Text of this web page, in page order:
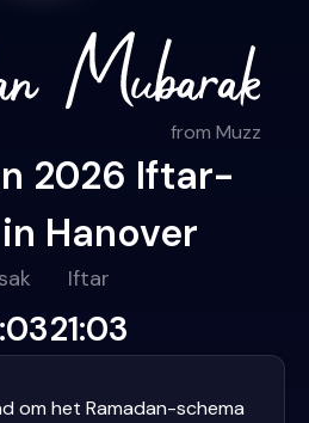
from Muzz
2026 Iftar-
Hanover
Iftar
21:03
om het Ramadan-schema